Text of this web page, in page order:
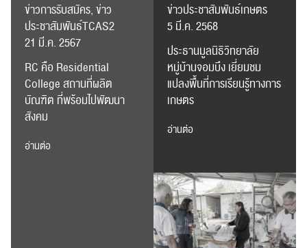
ข่าวการรับสมัคร, ข่าว
ประชาสัมพันธ์TCAS2
21 มี.ค. 2567
RC คือ Residential
College สถานที่ผลิต
บัณฑิต ที่พร้อมไปพัฒนา
สังคม
อ่านต่อ
ข่าวประชาสัมพันธ์เกษตร
5 มี.ค. 2568
ประธานมูลนิธิวิทยาลัย
หมู่บ้านจอมบึง เยี่ยมชม
แปลงพื้นที่การเรียนรู้ทางการ
เกษตร
อ่านต่อ